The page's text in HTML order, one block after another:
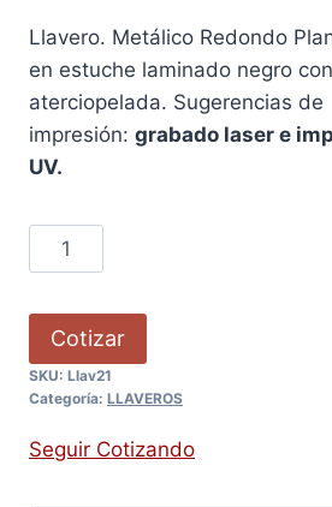
Llavero. Metálico Redondo
en estuche laminado negro
aterciopelada. Sugerencias de
impresión: grabado laser e
UV.
Cotizar
SKU: Llav21
Categoría: LLAVEROS
Seguir Cotizando